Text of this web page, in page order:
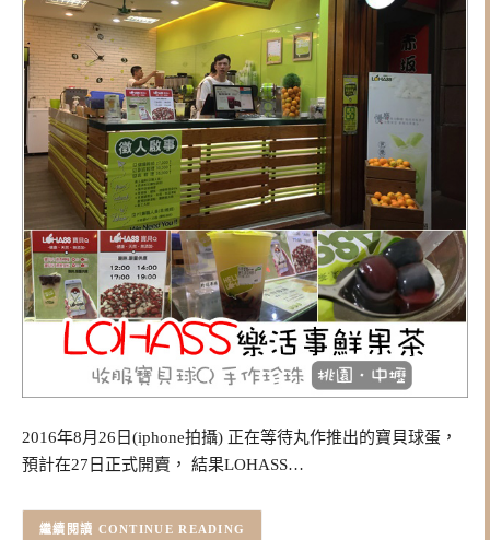
2016年8月26日(iphone拍攝) 正在等待丸作推出的寶貝球蛋，
預計在27日正式開賣， 結果LOHASS…
CONTINUE READING